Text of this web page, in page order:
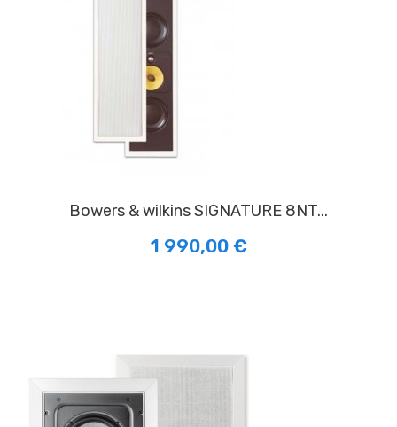
bowers & wilkins SIGNATURE 8NT...
1 990,00 €